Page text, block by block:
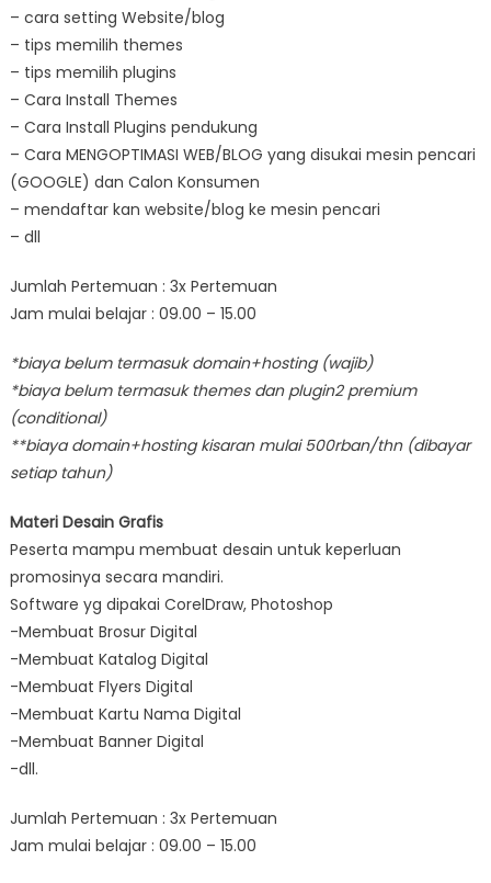
– cara setting Website/blog
– tips memilih themes
– tips memilih plugins
– Cara Install Themes
– Cara Install Plugins pendukung
– Cara MENGOPTIMASI WEB/BLOG yang disukai mesin pencari
(GOOGLE) dan Calon Konsumen
– mendaftar kan website/blog ke mesin pencari
– dll
Jumlah Pertemuan : 3x Pertemuan
Jam mulai belajar : 09.00 – 15.00
*biaya belum termasuk domain+hosting (wajib)
*biaya belum termasuk themes dan plugin2 premium
(conditional)
**biaya domain+hosting kisaran mulai 500rban/thn (dibayar
setiap tahun)
Materi Desain Grafis
Peserta mampu membuat desain untuk keperluan
promosinya secara mandiri.
Software yg dipakai CorelDraw, Photoshop
-Membuat Brosur Digital
-Membuat Katalog Digital
-Membuat Flyers Digital
-Membuat Kartu Nama Digital
-Membuat Banner Digital
-dll.
Jumlah Pertemuan : 3x Pertemuan
Jam mulai belajar : 09.00 – 15.00